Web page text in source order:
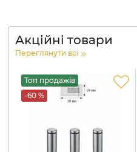
Акційні товари
Переглянути всі
Топ продажів
-60 %